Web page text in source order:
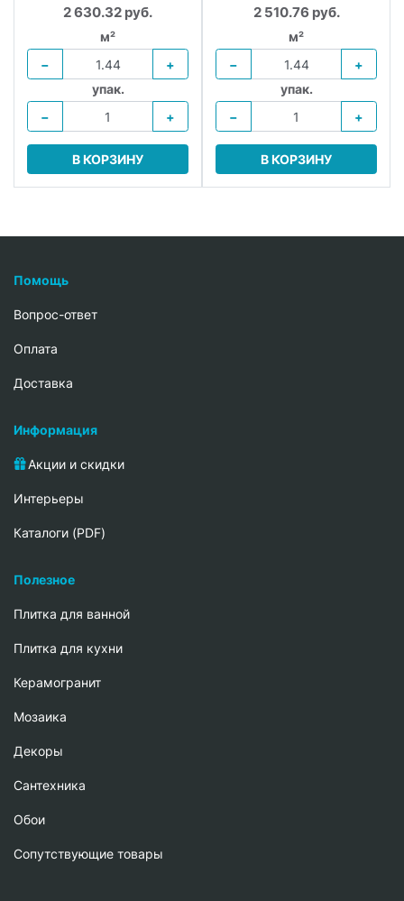
2 630.32 руб.
м²
−
+
упак.
−
+
В КОРЗИНУ
2 510.76 руб.
м²
−
+
упак.
−
+
В КОРЗИНУ
Помощь
Вопрос-ответ
Oплата
Доставка
Информация
Акции и скидки
Интерьеры
Каталоги (PDF)
Полезное
Плитка для ванной
Плитка для кухни
Керамогранит
Мозаика
Декоры
Сантехника
Обои
Сопутствующие товары